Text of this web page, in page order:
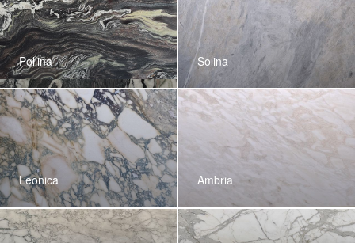
Pollina Solina
Leonica Ambria